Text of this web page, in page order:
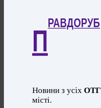
П
РАВДОРУБ
Новини з усіхОТГ
місті.